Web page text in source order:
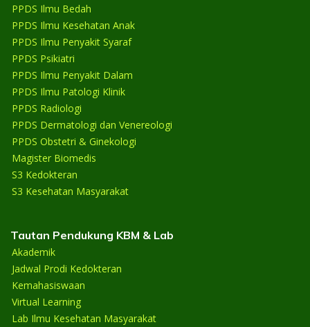
PPDS Ilmu Bedah
PPDS Ilmu Kesehatan Anak
PPDS Ilmu Penyakit Syaraf
PPDS Psikiatri
PPDS Ilmu Penyakit Dalam
PPDS Ilmu Patologi Klinik
PPDS Radiologi
PPDS Dermatologi dan Venereologi
PPDS Obstetri & Ginekologi
Magister Biomedis
S3 Kedokteran
S3 Kesehatan Masyarakat
Tautan Pendukung KBM & Lab
Akademik
Jadwal Prodi Kedokteran
Kemahasiswaan
Virtual Learning
Lab Ilmu Kesehatan Masyarakat